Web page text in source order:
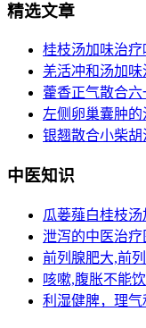
精选文章
桂枝汤加味治
羌活冲和汤加
藿香正气散合
左侧卵巢囊肿
银翘散合小柴
中医知识
瓜蒌薤白桂枝
泄泻的中医治疗
前列腺肥大,前
咳嗽,腹胀不能
利湿健脾，理